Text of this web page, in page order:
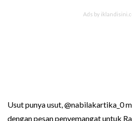
Usut punya usut, @nabilakartika_0
dengan pesan penyemangat untuk